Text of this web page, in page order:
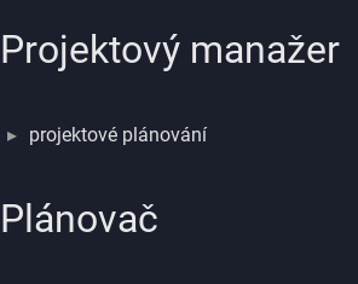
Projektový manažer
projektové plánování
Plánovač